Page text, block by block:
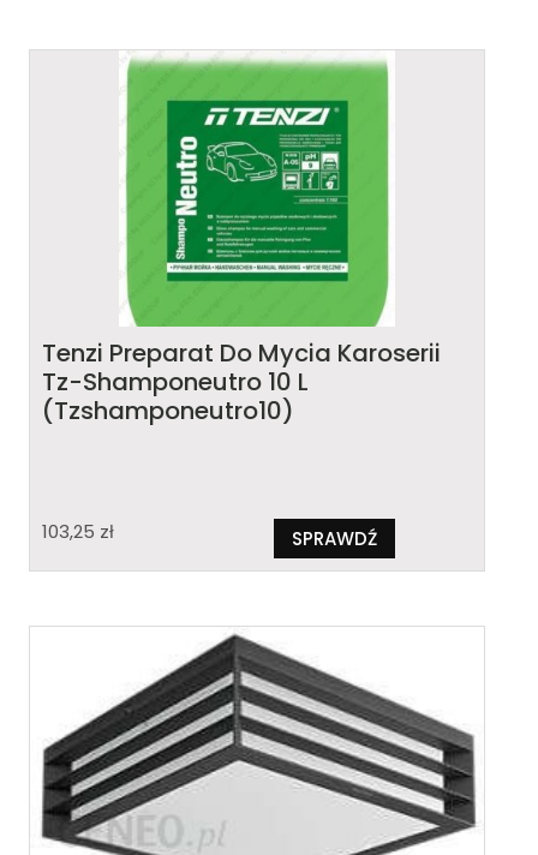
Tenzi Preparat Do Mycia Karoserii
Tz-Shamponeutro 10 L
(Tzshamponeutro10)
103,25 zł SPRAWDŹ